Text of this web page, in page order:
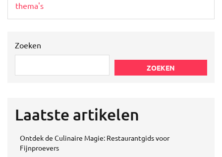
thema's
Zoeken
ZOEKEN
Laatste artikelen
Ontdek de Culinaire Magie: Restaurantgids voor
Fijnproevers